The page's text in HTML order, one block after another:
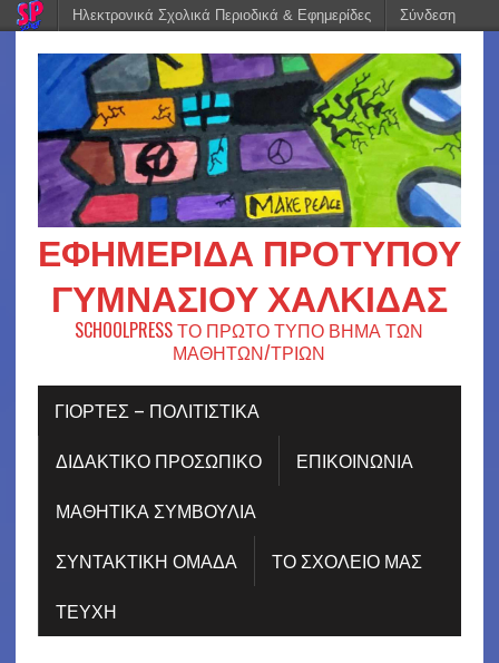
ΕΦΗΜΕΡΊΔΑ ΠΡΟΤΎΠΟΥ
ΓΥΜΝΑΣΊΟΥ ΧΑΛΚΊΔΑΣ
SCHOOLPRESS ΤΟ ΠΡΩΤΟ ΤΥΠΟ ΒΗΜΑ ΤΩΝ
ΜΑΘΗΤΩΝ/ΤΡΙΩΝ
ΓΙΟΡΤΈΣ – ΠΟΛΙΤΙΣΤΙΚΆ
ΔΙΔΑΚΤΙΚΟ ΠΡΟΣΩΠΙΚΟ
ΕΠΙΚΟΙΝΩΝΙΑ
ΜΑΘΗΤΙΚΑ ΣΥΜΒΟΥΛΙΑ
ΣΥΝΤΑΚΤΙΚΗ ΟΜΑΔΑ
ΤΟ ΣΧΟΛΕΙΟ ΜΑΣ
ΤΕΥΧΗ
Ηλεκτρονικά Σχολικά Περιοδικά & Εφημερίδες Σύνδεση